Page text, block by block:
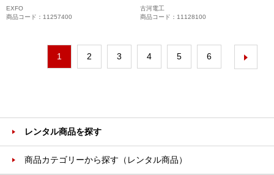
EXFO
商品コード：11257400
古河電工
商品コード：11128100
1 2 3 4 5 6
レンタル商品を探す
商品カテゴリーから探す（レンタル商品）